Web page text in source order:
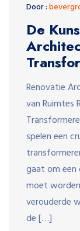
Door :
De
Renovatie
van Ruimtes
spelen een
gaat om een
moet
verouderde
de […]